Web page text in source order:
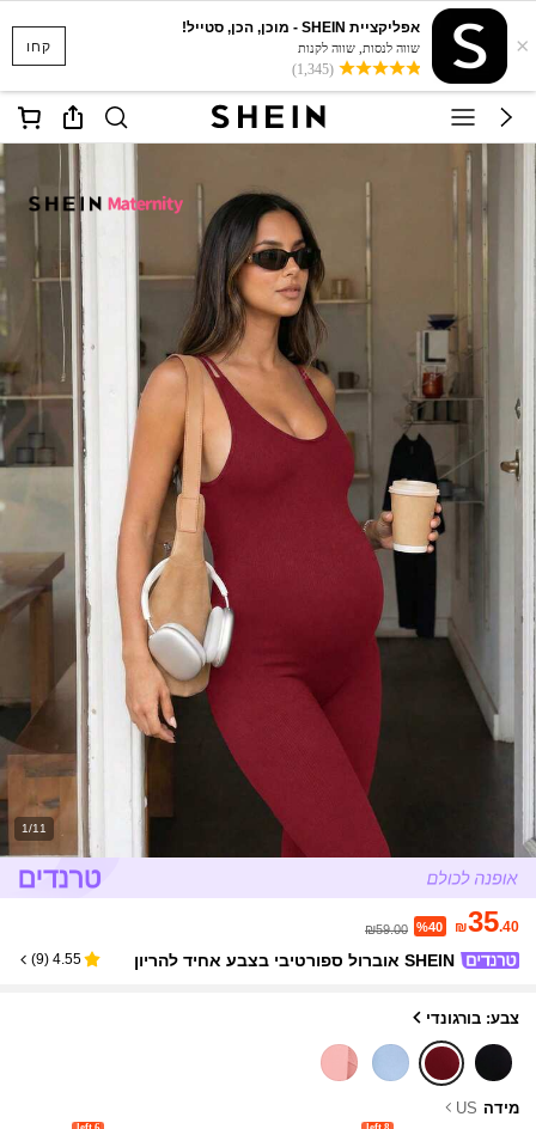
קחו ×
אפליקציית SHEIN - מוכן, הכן, סטייל!
שווה לנסות, שווה לקנות
(1,345)
1/11
₪35.40
%40
₪59.00
SHEIN אוברול ספורטיבי בצבע אחיד להריון 4.55
(
9
)
צבע: בורגונדי
מידה US